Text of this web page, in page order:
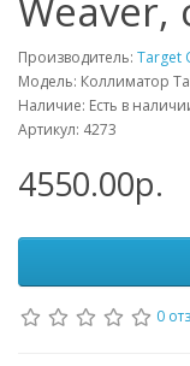
Производитель: Target
Модель: Коллиматор
Наличие: Есть в
Артикул: 4273
4550.00р.
0